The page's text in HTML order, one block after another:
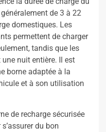
de 3 à 22
domestiques. Les
permettent de charger
tandis que les
nuit entière. Il est
borne adaptée à la
et à son utilisation
de recharge sécurisée
du bon